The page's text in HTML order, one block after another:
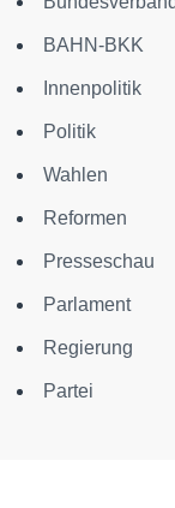
BAHN-BKK
Innenpolitik
Politik
Wahlen
Reformen
Presseschau
Parlament
Regierung
Partei